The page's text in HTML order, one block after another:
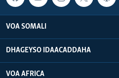
VOA SOMALI
DHAGEYSO IDAACADDAHA
VOA AFRICA